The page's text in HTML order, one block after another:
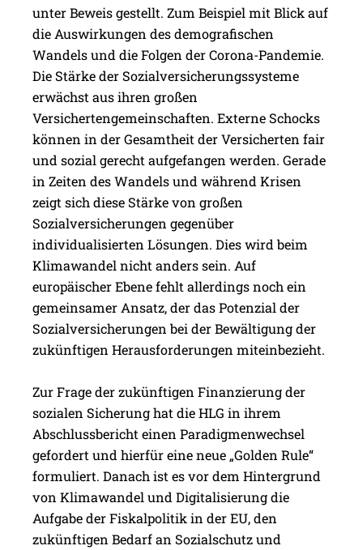
unter Beweis gestellt. Zum Beispiel mit Blick auf
die Auswirkungen des demografischen
Wandels und die Folgen der Corona-Pandemie.
Die Stärke der Sozialversicherungssysteme
erwächst aus ihren großen
Versichertengemeinschaften. Externe Schocks
können in der Gesamtheit der Versicherten fair
und sozial gerecht aufgefangen werden. Gerade
in Zeiten des Wandels und während Krisen
zeigt sich diese Stärke von großen
Sozialversicherungen gegenüber
individualisierten Lösungen. Dies wird beim
Klimawandel nicht anders sein. Auf
europäischer Ebene fehlt allerdings noch ein
gemeinsamer Ansatz, der das Potenzial der
Sozialversicherungen bei der Bewältigung der
zukünftigen Herausforderungen miteinbezieht.
Zur Frage der zukünftigen Finanzierung der
sozialen Sicherung hat die HLG in ihrem
Abschlussbericht einen Paradigmenwechsel
gefordert und hierfür eine neue „Golden Rule“
formuliert. Danach ist es vor dem Hintergrund
von Klimawandel und Digitalisierung die
Aufgabe der Fiskalpolitik in der EU, den
zukünftigen Bedarf an Sozialschutz und